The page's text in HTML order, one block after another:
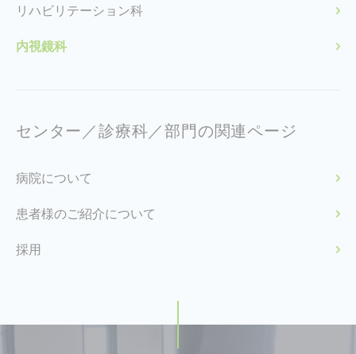
リハビリテーション科
内視鏡科
センター／診療科／部門の関連ページ
病院について
患者様のご紹介について
採用